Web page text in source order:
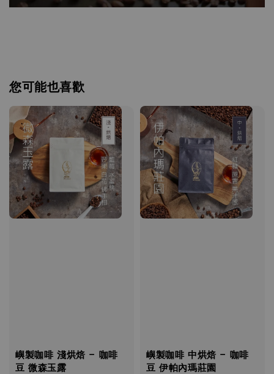
您可能也喜歡
嶼製咖啡 淺烘焙 - 咖啡
豆 微森玉露
嶼製咖啡 中烘焙 - 咖啡
豆 伊帕內瑪莊園